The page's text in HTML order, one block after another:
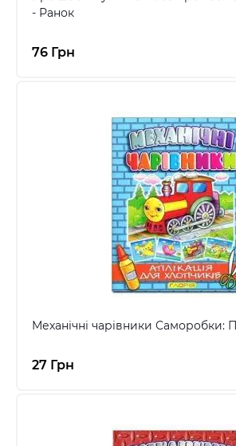
- Ранок
76 Грн
Механічні чарівники Саморобки:
27 Грн